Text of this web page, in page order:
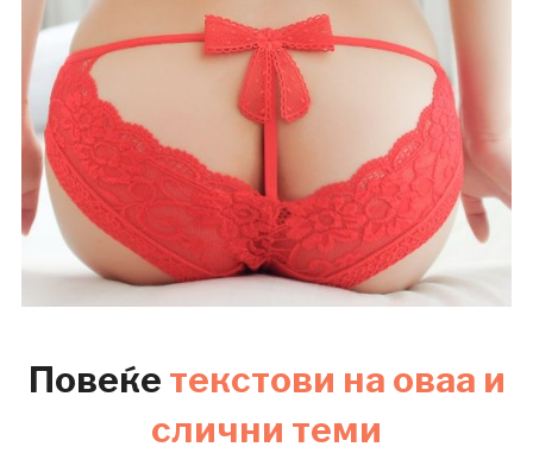
Повеќе текстови на оваа и
слични теми